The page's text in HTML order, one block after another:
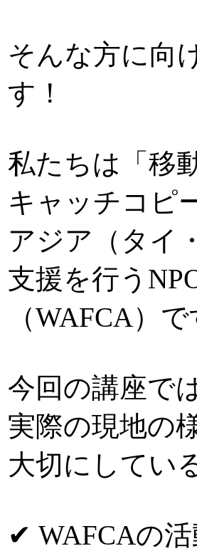
そんな方に向
す！
私たちは「移
キャッチコピ
アジア（タイ
支援を行う
（WAFCA）
今回の講座で
実際の現地の
大切にしてい
✔ WAFCAの